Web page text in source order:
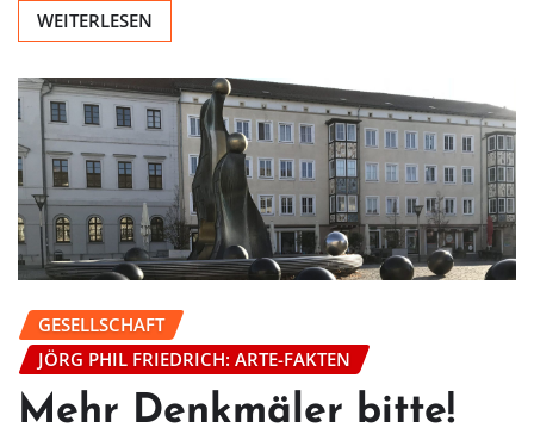
WEITERLESEN
GESELLSCHAFT
JÖRG PHIL FRIEDRICH: ARTE-FAKTEN
Mehr Denkmäler bitte!